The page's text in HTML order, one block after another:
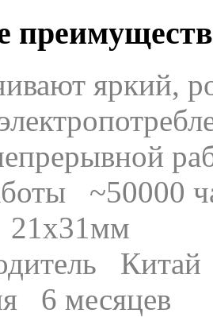
яркий,
~50000
21x31мм
Китай
6 месяцев